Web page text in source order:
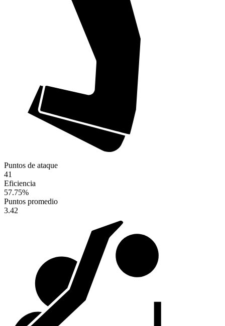
Puntos de ataque
41
Eficiencia
57.75%
Puntos promedio
3.42